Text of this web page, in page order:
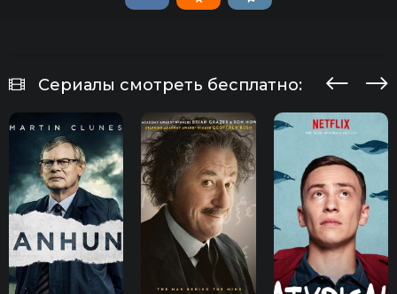
Сериалы смотреть бесплатно: